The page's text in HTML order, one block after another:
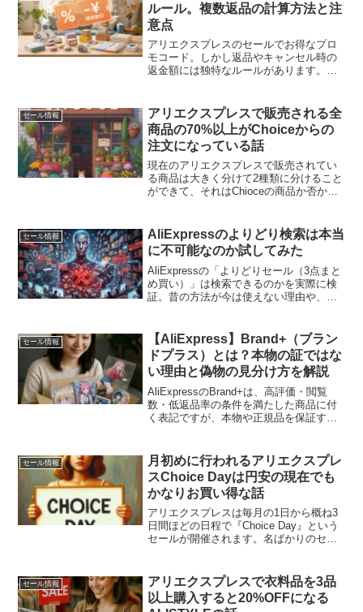
ルール。複数返品の計算方法と注
意点
アリエクスプレスのセールでお得なプロ
モコード。しかし返品やキャンセル時の
返金額には独特なルールがあります。商
使うとクーポンは再発行されない」とい
う規約上の注意点まで徹底解説。
セール情報
アリエクスプレスで販売される全
商品の70%以上がChoiceからの
注文になっている話
現在のアリエクスプレスで販売されてい
る商品は大きく分けて2種類に分けること
ができて、それはChioceの商品か否かと
厳選して発送することで特典や保証の
あ...
セール情報
AliExpressのよりどり検索は本当
に不可能なのか試してみた
AliExpressの「よりどりセール（3点まと
め買い）」は検索できるのかを実際に検
証。昔の方法が今は使えない理由や、よ
セール情報
【AliExpress】Brand+（ブラン
ドプラス）とは？本物の証ではな
い理由と偽物の見分け方を解説
AliExpressのBrand+は、高評価・閲覧
数・低返品率の条件を満たした商品に付
く表記ですが、本物や正規品を保証する
ことがあり、正規品表示だけで判断する
のは危険です。Brand+の意味と注意点、
偽物を見分ける際のポイントを整理した
ガイドです。
セール情報
月初めに行われるアリエクスプレ
スChoice Dayは円安の現在でも
かなりお買い得な話
アリエクスプレスは毎月の1日から概ね3
日間ほどの日程で『Choice Day』という
セールが開催されます。名ばかりのセー
当にお買い得であり、かなりキツめの円
安...
セール情報
アリエクスプレスで衣料品を3品
以上購入すると20%OFFになる